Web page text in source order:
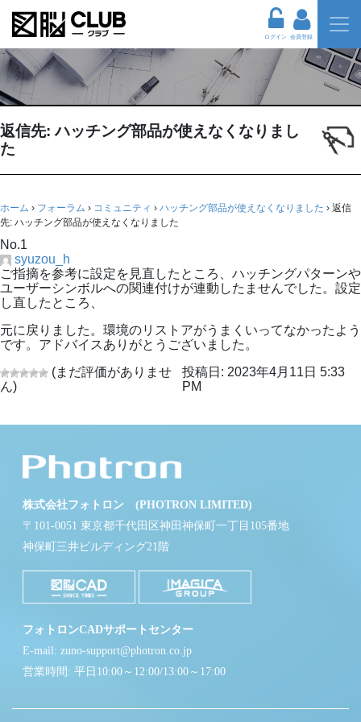
ログイン 会員登録
返信先: ハッチング部品が使えなくなりまし
た
ホーム › フォーラム › コミュニティ › ハッチング部品が使えなくなりました › 返信
先: ハッチング部品が使えなくなりました
No.1
syuzou_h
ご指摘を参考に設定を見直したところ、ハッチングパターンや
ユーザーシンボルへの関連付けが連動したませんでした。設定
し直したところ、
元に戻りました。環境のリストアがうまくいってなかったよう
です。アドバイスありがとうございました。
(まだ評価がありませ
ん)
投稿日: 2023年4月11日 5:33
PM
株式会社フォトロン (PHOTRON LIMITED)
〒101-0051 東京都千代田区神田神保町一丁目105番地
神保町三井ビルディング21階
フォトロンCADサポートセンター
E-mail: zuno-support@photron.co.jp
営業時間: 平日10:00～12:00/13:00～17:00